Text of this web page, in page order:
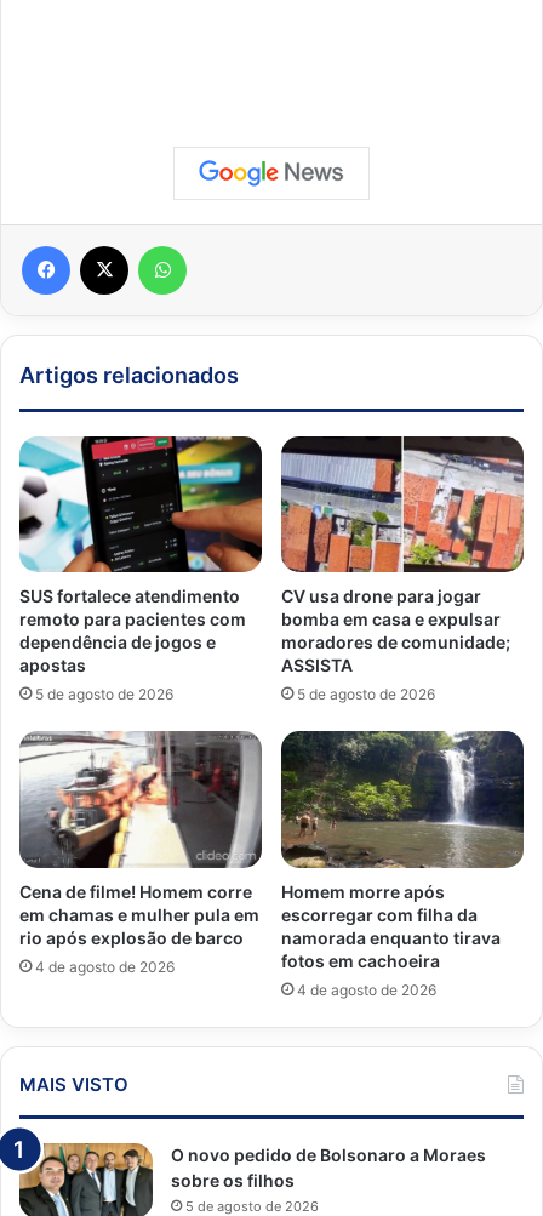
Artigos relacionados
SUS fortalece atendimento
remoto para pacientes com
dependência de jogos e
apostas
5 de agosto de 2026
CV usa drone para jogar
bomba em casa e expulsar
moradores de comunidade;
ASSISTA
5 de agosto de 2026
Cena de filme! Homem corre
em chamas e mulher pula em
rio após explosão de barco
4 de agosto de 2026
Homem morre após
escorregar com filha da
namorada enquanto tirava
fotos em cachoeira
4 de agosto de 2026
MAIS VISTO
O novo pedido de Bolsonaro a Moraes
sobre os filhos
5 de agosto de 2026